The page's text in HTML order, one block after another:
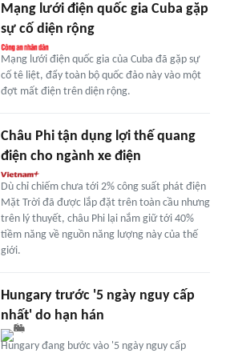
Mạng lưới điện quốc gia Cuba gặp
sự cố diện rộng
Mạng lưới điện quốc gia của Cuba đã gặp sự
cố tê liệt, đẩy toàn bộ quốc đảo này vào một
đợt mất điện trên diện rộng.
Châu Phi tận dụng lợi thế quang
điện cho ngành xe điện
Dù chỉ chiếm chưa tới 2% công suất phát điện
Mặt Trời đã được lắp đặt trên toàn cầu nhưng
trên lý thuyết, châu Phi lại nắm giữ tới 40%
tiềm năng về nguồn năng lượng này của thế
giới.
Hungary trước '5 ngày nguy cấp
nhất' do hạn hán
Hungary đang bước vào '5 ngày nguy cấp